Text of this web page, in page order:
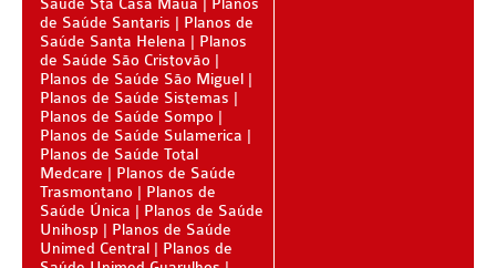
MEDSENIORPLANO DE SAÚDE SÊNIOR
QSAÚDE PLANO DE SAÚDE SÊNIOR
SANTA HELENA PLANO DE SAÚDE SÊNIOR
SÃO CRISTOVÃO PLANO DE SAÚDE SÊNIOR
TOTAL MEDCARE PLANO DE SAÚDE SÊNIOR
TRANSMONTANO PLANO DE SAÚDE SÊNIOR
Saúde Sta Casa Mauá
Planos
de Saúde Santaris
Planos de
Saúde Santa Helena
Planos
de Saúde São Cristovão
Planos de Saúde São Miguel
Planos de Saúde Sistemas
Planos de Saúde Sompo
Planos de Saúde Sulamerica
Planos de Saúde Total
Medcare
Planos de Saúde
Trasmontano
Planos de
Saúde Única
Planos de Saúde
Unihosp
Planos de Saúde
Unimed Central
Planos de